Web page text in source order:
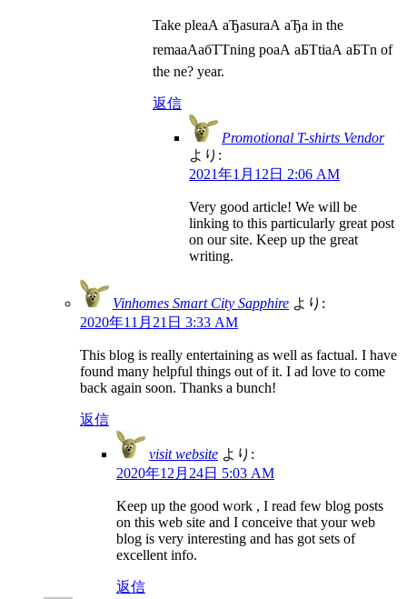
Take pleаА аЂаsurаА аЂа in the
remaаАабТТning poаА аБТtiаА аБТn of
the ne? year.
返信
Promotional T-shirts Vendor
より:
2021年1月12日 2:06 AM
Very good article! We will be
linking to this particularly great post
on our site. Keep up the great
writing.
Vinhomes Smart City Sapphire より:
2020年11月21日 3:33 AM
This blog is really entertaining as well as factual. I have
found many helpful things out of it. I ad love to come
back again soon. Thanks a bunch!
返信
visit website より:
2020年12月24日 5:03 AM
Keep up the good work , I read few blog posts
on this web site and I conceive that your web
blog is very interesting and has got sets of
excellent info.
返信